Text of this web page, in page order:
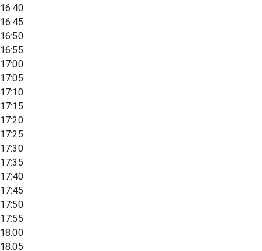
16:40
16:45
16:50
16:55
17:00
17:05
17:10
17:15
17:20
17:25
17:30
17:35
17:40
17:45
17:50
17:55
18:00
18:05